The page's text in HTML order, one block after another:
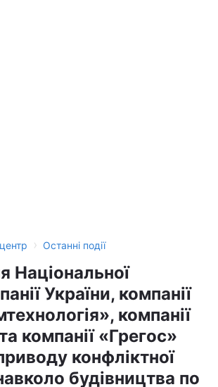
› Останні події
Національної
України, компанії
компанії
компанії «Грегос»
конфліктної
будівництва по